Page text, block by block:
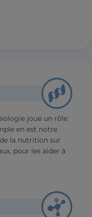
joue un rôle
en est notre
la nutrition sur
pour les aider à